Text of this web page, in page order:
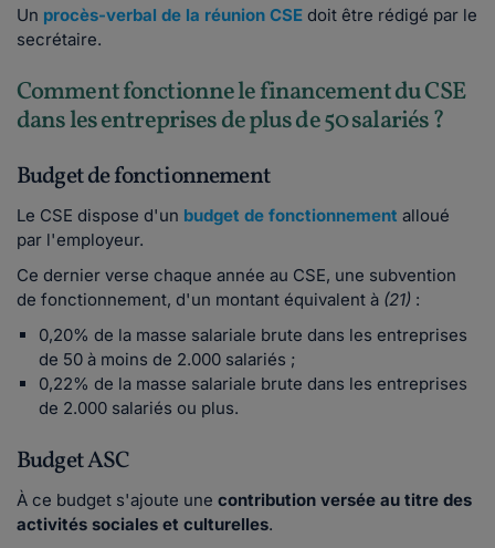
Un procès-verbal de la réunion CSE doit être rédigé par le
secrétaire.
Comment fonctionne le financement du CSE
dans les entreprises de plus de 50 salariés ?
Budget de fonctionnement
Le CSE dispose d'un budget de fonctionnement alloué
par l'employeur.
Ce dernier verse chaque année au CSE, une subvention
de fonctionnement, d'un montant équivalent à (21) :
0,20% de la masse salariale brute dans les entreprises
de 50 à moins de 2.000 salariés ;
0,22% de la masse salariale brute dans les entreprises
de 2.000 salariés ou plus.
Budget ASC
À ce budget s'ajoute une contribution versée au titre des
activités sociales et culturelles.